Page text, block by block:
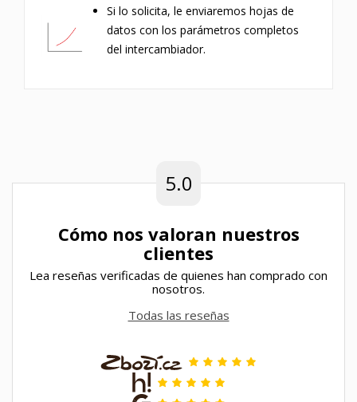
Si lo solicita, le enviaremos hojas de
datos con los parámetros completos
del intercambiador.
5.0
Cómo nos valoran nuestros
clientes
Lea reseñas verificadas de quienes han comprado con
nosotros.
Todas las reseñas